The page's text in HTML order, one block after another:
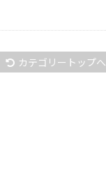
カテゴリートップへ